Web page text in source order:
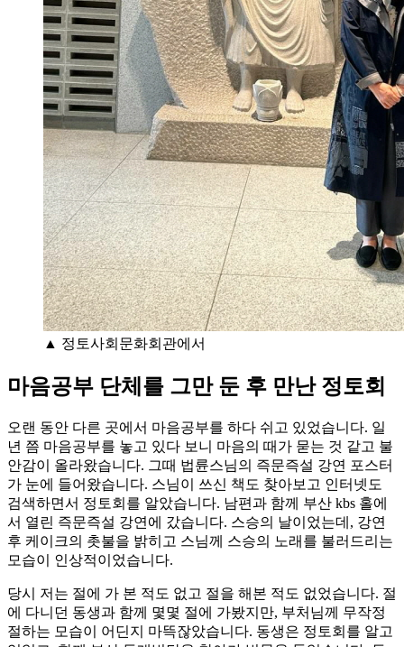
▲ 정토사회문화회관에서
마음공부 단체를 그만 둔 후 만난 정토회
오랜 동안 다른 곳에서 마음공부를 하다 쉬고 있었습니다. 일
년 쯤 마음공부를 놓고 있다 보니 마음의 때가 묻는 것 같고 불
안감이 올라왔습니다. 그때 법륜스님의 즉문즉설 강연 포스터
가 눈에 들어왔습니다. 스님이 쓰신 책도 찾아보고 인터넷도
검색하면서 정토회를 알았습니다. 남편과 함께 부산 kbs 홀에
서 열린 즉문즉설 강연에 갔습니다. 스승의 날이었는데, 강연
후 케이크의 촛불을 밝히고 스님께 스승의 노래를 불러드리는
모습이 인상적이었습니다.
당시 저는 절에 가 본 적도 없고 절을 해본 적도 없었습니다. 절
에 다니던 동생과 함께 몇몇 절에 가봤지만, 부처님께 무작정
절하는 모습이 어딘지 마뜩잖았습니다. 동생은 정토회를 알고